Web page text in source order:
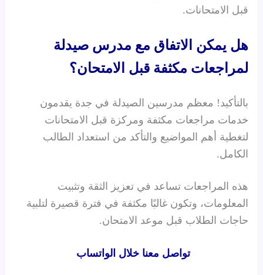
قبل الامتحانات.
هل يمكن الاتفاق مع مدرس صيدلة
لمراجعات مكثفة قبل الامتحان؟
بالتأكيد! معظم مدرسين الصيدلة في جدة يقدمون
خدمات مراجعات مكثفة ومركزة قبل الامتحانات
لتغطية أهم المواضيع والتأكد من استعداد الطالب
الكامل.
هذه المراجعات تساعد في تعزيز الثقة وتثبيت
المعلومات، وتكون غالبًا مكثفة في فترة قصيرة لتلبية
حاجات الطلاب قبل موعد الامتحان.
تواصل معنا خلال الواتساب